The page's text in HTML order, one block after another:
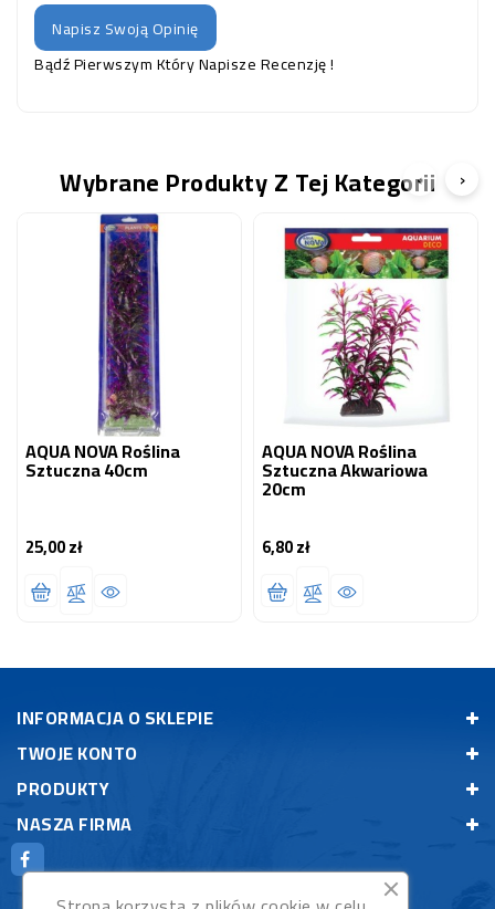
Napisz Swoją Opinię
Bądź Pierwszym Który Napisze Recenzję !
Wybrane Produkty Z Tej Kategorii
AQUA NOVA Roślina
Sztuczna 40cm
25,00 złCena
AQUA NOVA Roślina
Sztuczna Akwariowa
20cm
6,80 złCena
‹ ›
INFORMACJA O SKLEPIE
TWOJE KONTO
PRODUKTY
NASZA FIRMA